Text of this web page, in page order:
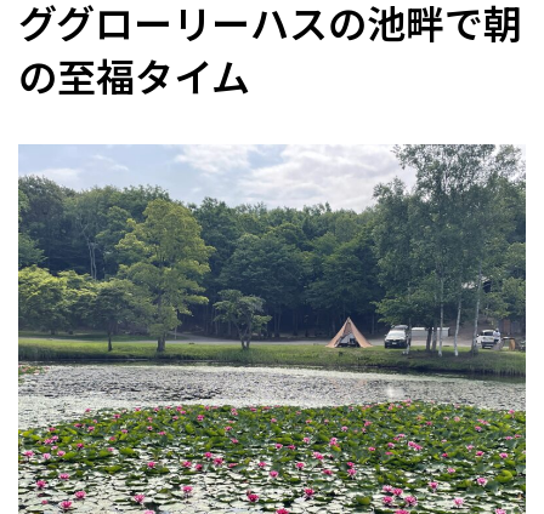
ググローリー――ハスの池畔で朝
の至福タイム